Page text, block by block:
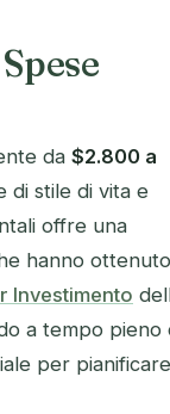
da $2.800 a
di stile di vita e
offre una
hanno
Investimento
a tempo pieno
per pianificare